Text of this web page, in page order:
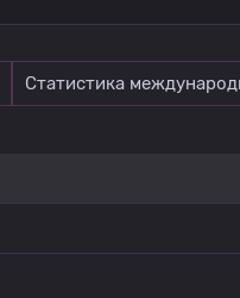
Статистика